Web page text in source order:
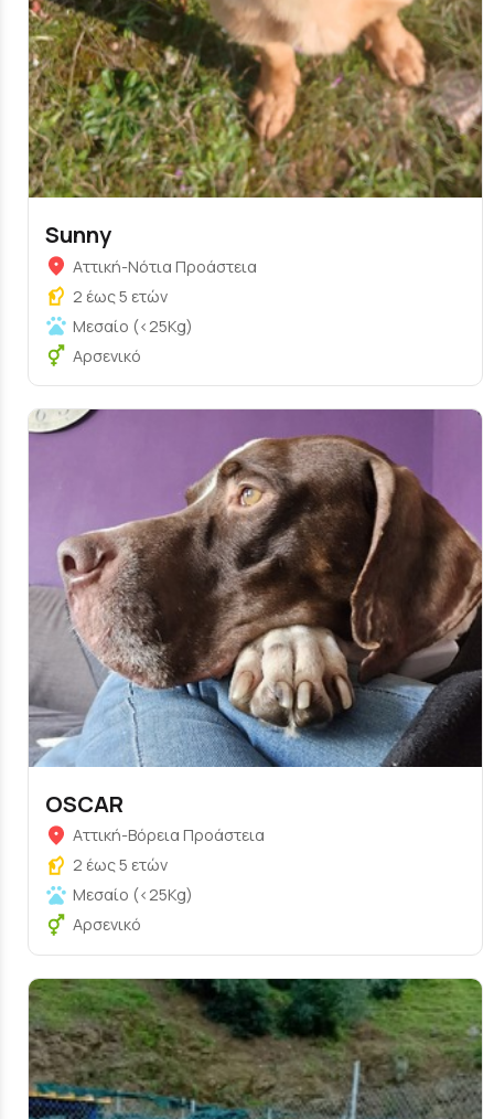
Sunny
Αττική-Νότια Προάστεια
2 έως 5 ετών
Μεσαίο (<25Kg)
Αρσενικό
OSCAR
Αττική-Βόρεια Προάστεια
2 έως 5 ετών
Μεσαίο (<25Kg)
Αρσενικό